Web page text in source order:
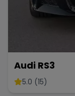
Bentley
Bugatti
Audi RS3
5.0 (15)